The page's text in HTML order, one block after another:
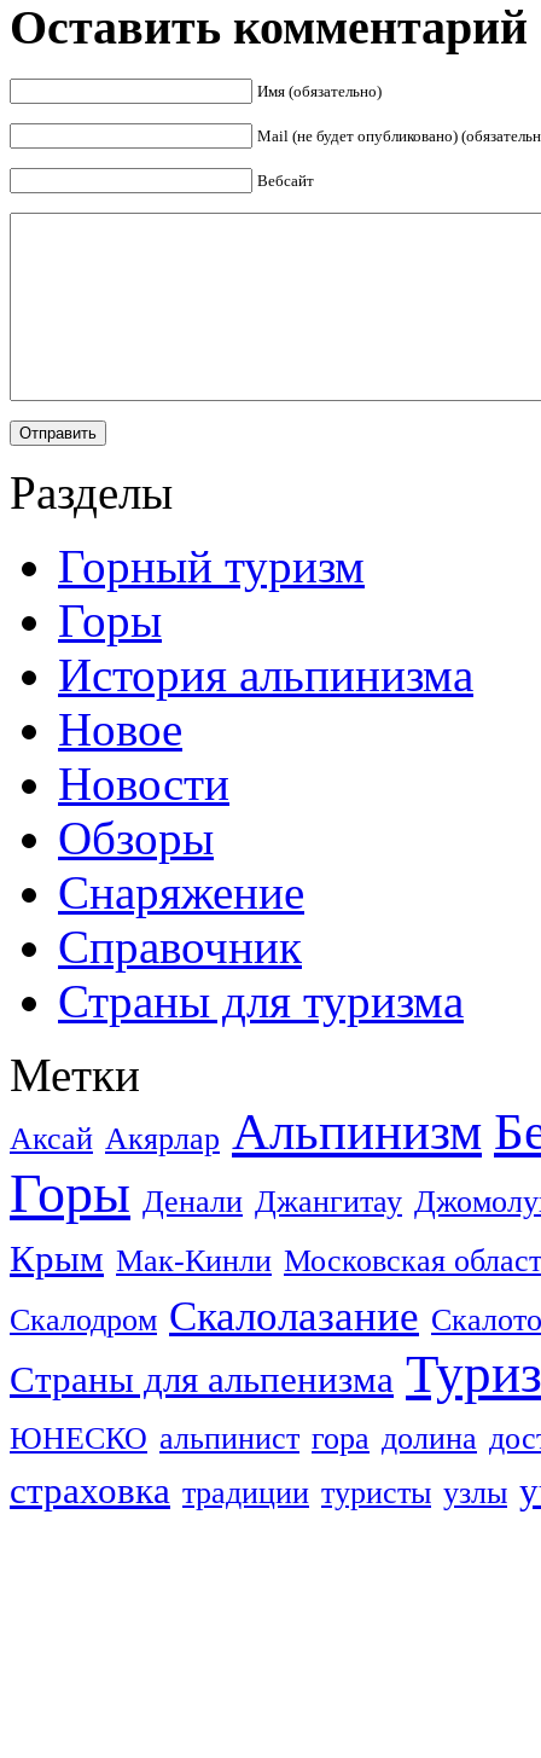
Оставить комментарий
Имя (обязательно)
Mail (не будет опубликовано)
Вебсайт
Разделы
Горный туризм
Горы
История альпинизма
Новое
Новости
Обзоры
Снаряжение
Справочник
Страны для туризма
Метки
Аксай Акярлар Альпинизм
Горы Денали Джангитау
Крым Мак-Кинли Московская
Скалодром Скалолазание
Страны для альпенизма
ЮНЕСКО альпинист гора долина
страховка традиции туристы узлы